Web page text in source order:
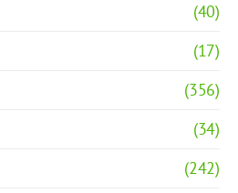
(40)
(17)
(356)
(34)
(242)